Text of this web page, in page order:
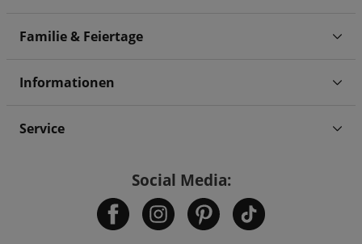
Familie & Feiertage
Informationen
Service
Social Media: